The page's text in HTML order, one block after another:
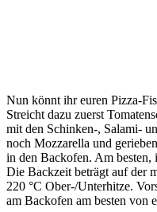
Nun könnt ihr euren Pizza-
Streicht dazu zuerst
mit den Schinken-, Salami-
noch Mozzarella und
in den Backofen. Am besten,
Die Backzeit beträgt auf der
220 °C Ober-/Unterhitze.
am Backofen am besten von